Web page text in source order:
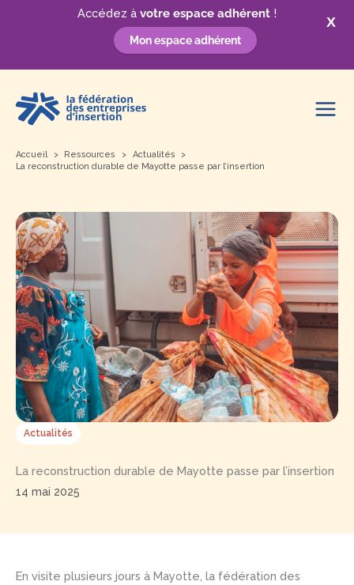
X
Accédez à votre espace adhérent !
Mon espace adhérent
contenu
Accueil Ressources
Actualités
La reconstruction durable de Mayotte passe par l’insertion
Actualités
La reconstruction durable de Mayotte passe par l’insertion
14 mai 2025
En visite plusieurs jours à Mayotte, la fédération des